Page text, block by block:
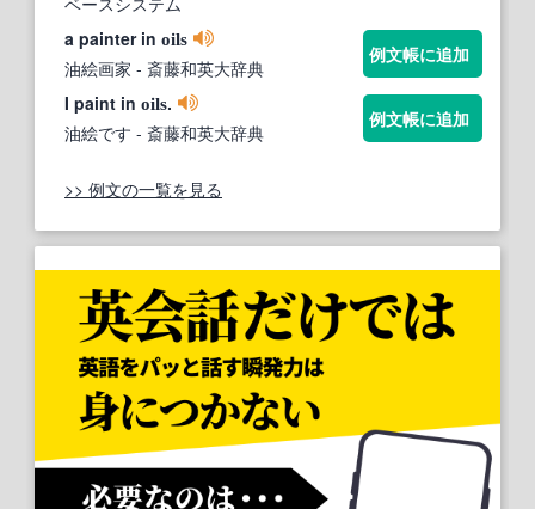
a painter in oils
油絵画家 - 斎藤和英大辞典
例文帳に追加
I paint in oils.
油絵です - 斎藤和英大辞典
例文帳に追加
>> 例文の一覧を見る